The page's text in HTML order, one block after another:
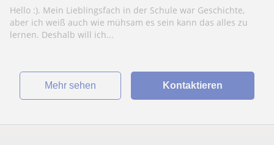
Hello :). Mein Lieblingsfach in der Schule war Geschichte,
aber ich weiß auch wie mühsam es sein kann das alles zu
lernen. Deshalb will ich...
Mehr sehen Kontaktieren